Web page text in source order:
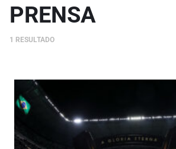
PRENSA
1 RESULTADO